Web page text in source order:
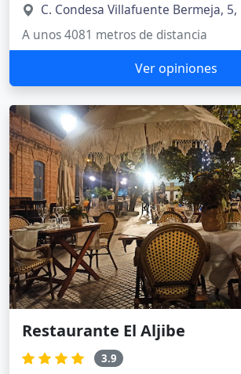
C. Condesa Villafuente Bermeja, 5,
A unos 4081 metros de distancia
Ver opiniones
Restaurante El Aljibe
3.9